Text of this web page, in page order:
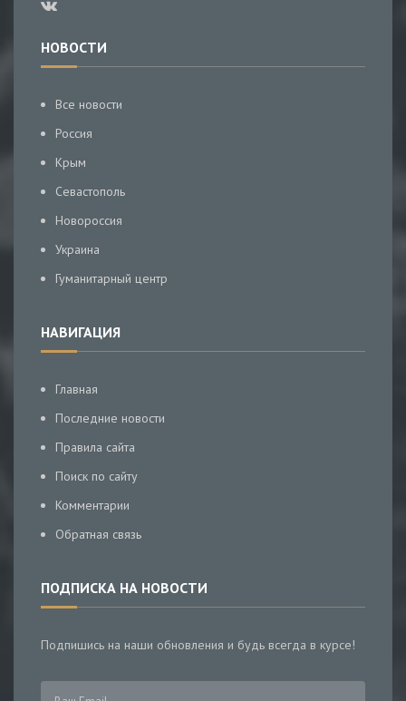
НОВОСТИ
Все новости
Россия
Крым
Севастополь
Новороссия
Украина
Гуманитарный центр
НАВИГАЦИЯ
Главная
Последние новости
Правила сайта
Поиск по сайту
Комментарии
Обратная связь
ПОДПИСКА НА НОВОСТИ
Подпишись на наши обновления и будь всегда в курсе!